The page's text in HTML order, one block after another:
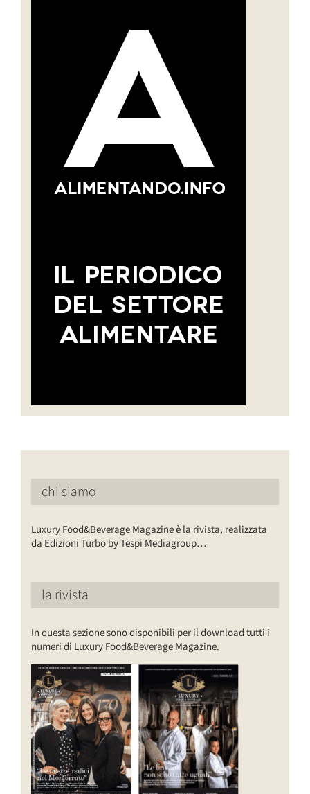
chi siamo
Luxury Food&Beverage Magazine è la rivista, realizzata
da Edizioni Turbo by Tespi Mediagroup…
la rivista
In questa sezione sono disponibili per il download tutti i
numeri di Luxury Food&Beverage Magazine.